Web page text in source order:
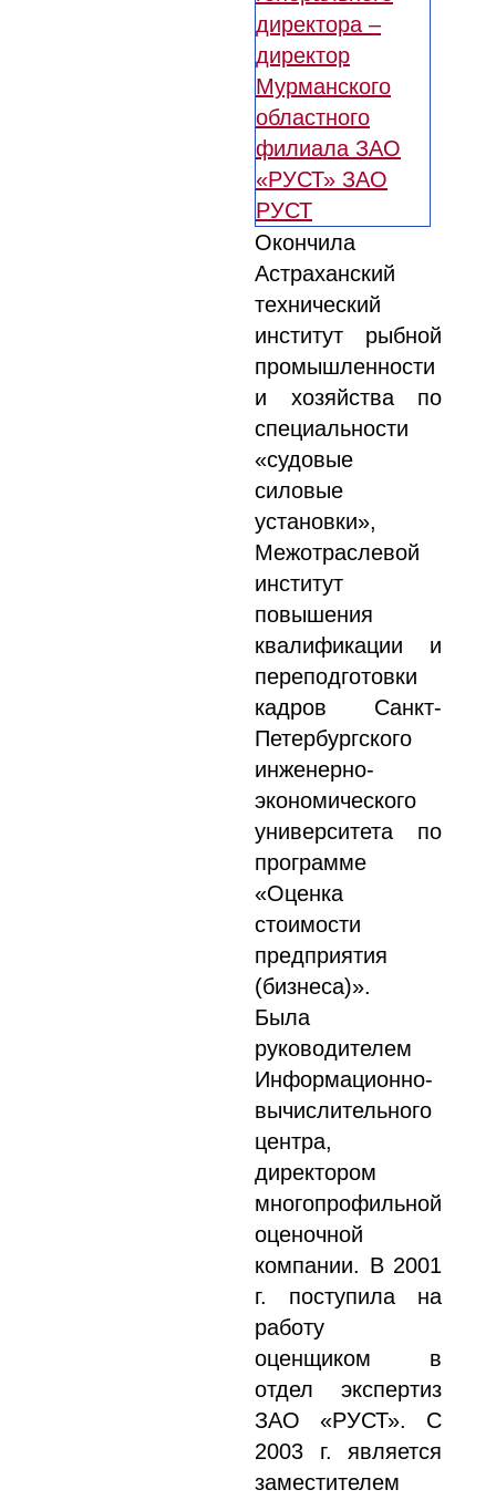
Окончила
Астраханский
технический
институт рыбной
промышленности
и хозяйства по
специальности
«судовые
силовые
установки»,
Межотраслевой
институт
повышения
квалификации и
переподготовки
кадров Санкт-
Петербургского
инженерно-
экономического
университета по
программе
«Оценка
стоимости
предприятия
(бизнеса)».
Была
руководителем
Информационно-
вычислительного
центра,
директором
многопрофильной
оценочной
компании. В 2001
г. поступила на
работу
оценщиком в
отдел экспертиз
ЗАО «РУСТ». С
2003 г. является
заместителем